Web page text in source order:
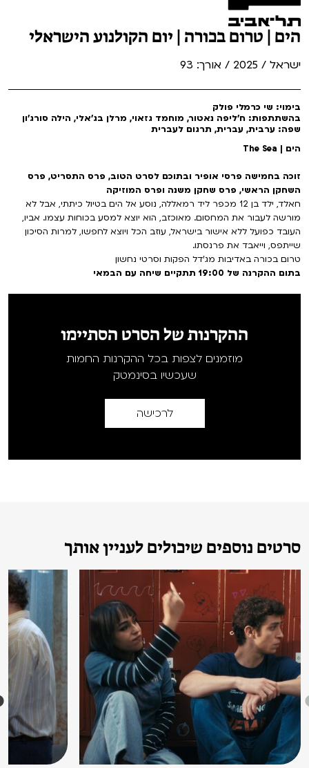
הים | טרום בכורה | יום הקולנוע הישראלי
ישראל / 2025 / אורך: 93
בימוי: שי כרמלי פולק
בהשתתפות: ח'ליפה נאטור, מוחמד גזאוי, מרלן בג׳אלי, הילה סורג'ון
שפה: ערבית, עברית, תרגום לעברית
הים | The Sea
זוכה בחמישה פרסי אופיר ובתוכם לסרט הטוב, פרס התסריט, פרס
השחקן הראשי, פרס שחקן משנה ופרס המוזיקה
חאלד, ילד בן 12 מכפר ליד רמאללה, נוסע אל הים בטיול כיתתי, אבל לא
מורשה לעבור את המחסום. מאוכזב, הוא יוצא למסע בכוחות עצמו. אביו,
העובד כפועל ללא אישור בישראל, עוזב הכל ויוצא לחפשו, למרות הסיכון
שייתפס, וייאבד את פרנסתו.
טרום בכורה באדיבות מג'דל הפקות וסרטי נחשון
בתום ההקרנה של 19:00 תתקיים שיחה עם הבמאי
ההקרנות של הסרט הסתיימו
מוזמנים לצפות בכל ההקרנות החמות
שעכשיו בסינמטק
לרכישה
סרטים נוספים שיכולים לעניין אותך